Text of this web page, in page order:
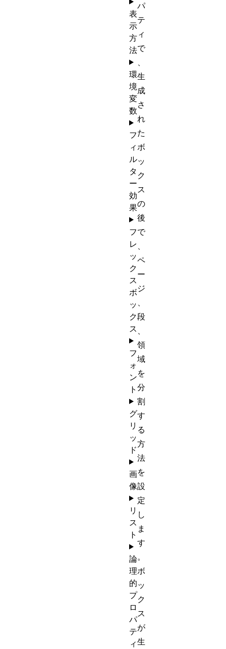
パ
テ
ィ
で
、
生
成
さ
れ
た
ボ
ッ
ク
ス
の
後
で
、
ペ
ー
ジ
、
段
、
領
域
を
分
割
す
る
方
法
を
設
定
し
ま
す
。
ボ
ッ
ク
ス
が
生
表
示
方
法
環
境
変
数
フ
ィ
ル
タ
ー
効
果
フ
レ
ッ
ク
ス
ボ
ッ
ク
ス
フ
ォ
ン
ト
グ
リ
ッ
ド
画
像
リ
ス
ト
論
理
的
プ
ロ
パ
テ
ィ